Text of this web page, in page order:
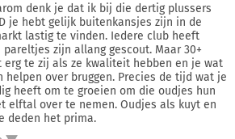
denk je dat ik bij die dertig plussers
je hebt gelijk buitenkansjes zijn in de
lastig te vinden. Iedere club heeft
pareltjes zijn allang gescout. Maar 30+
erg te zij als ze kwaliteit hebben en je wat
helpen over bruggen. Precies de tijd wat je
heeft om te groeien om die oudjes hun
elftal over te nemen. Oudjes als kuyt en
deden het prima.